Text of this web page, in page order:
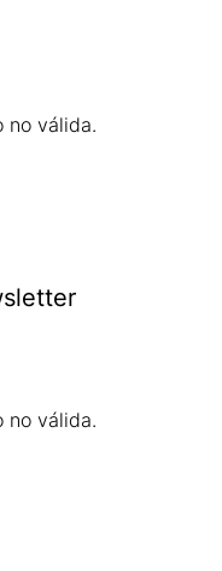
no válida.
no válida.